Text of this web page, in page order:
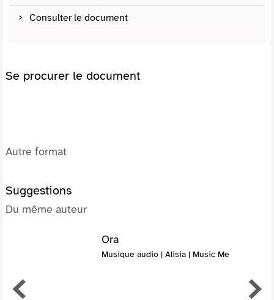
Consulter le document
Se procurer le document
Autre format
Suggestions
Du même auteur
Ora
Musique audio | Alisia | Music Me